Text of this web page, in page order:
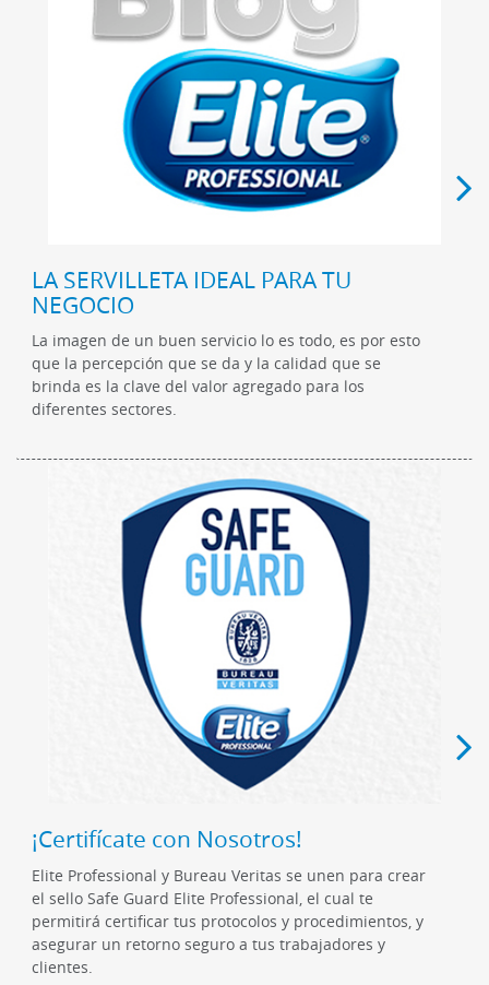
LA SERVILLETA IDEAL PARA TU
NEGOCIO
La imagen de un buen servicio lo es todo, es por esto
que la percepción que se da y la calidad que se
brinda es la clave del valor agregado para los
diferentes sectores.
¡Certifícate con Nosotros!
Elite Professional y Bureau Veritas se unen para crear
el sello Safe Guard Elite Professional, el cual te
permitirá certificar tus protocolos y procedimientos, y
asegurar un retorno seguro a tus trabajadores y
clientes.